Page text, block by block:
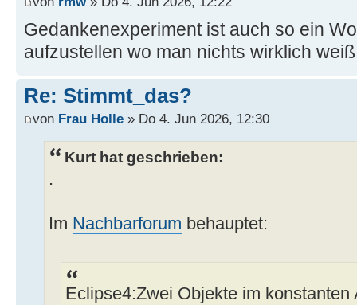
Gedankenexperiment ist auch so ein
aufzustellen wo man nichts wirklich
Re: Stimmt_das?
von Frau Holle » Do 4. Jun 2026, 12:30
Kurt hat geschrieben:
.
Im Nachbarforum behauptet:
Eclipse4:Zwei Objekte im